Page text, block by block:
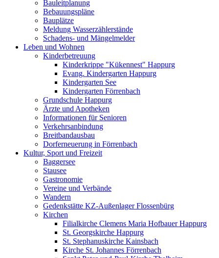
Bauleitplanung
Bebauungspläne
Bauplätze
Meldung Wasserzählerstände
Schadens- und Mängelmelder
Leben und Wohnen
Kinderbetreuung
Kinderkrippe "Kükennest" Happurg
Evang. Kindergarten Happurg
Kindergarten See
Kindergarten Förrenbach
Grundschule Happurg
Ärzte und Apotheken
Informationen für Senioren
Verkehrsanbindung
Breitbandausbau
Dorferneuerung in Förrenbach
Kultur, Sport und Freizeit
Baggersee
Stausee
Gastronomie
Vereine und Verbände
Wandern
Gedenkstätte KZ-Außenlager Flossenbürg
Kirchen
Filialkirche Clemens Maria Hofbauer Happurg
St. Georgskirche Happurg
St. Stephanuskirche Kainsbach
Kirche St. Johannes Förrenbach